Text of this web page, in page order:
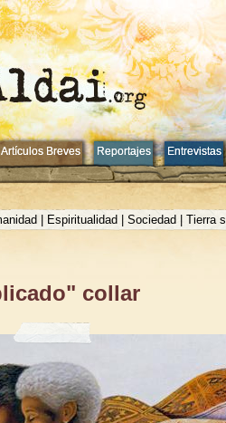
Artículos Breves Reportajes Entrevistas
Artículos Breves Reportajes Entrevistas
Espiritualidad Sociedad Tierra
collar